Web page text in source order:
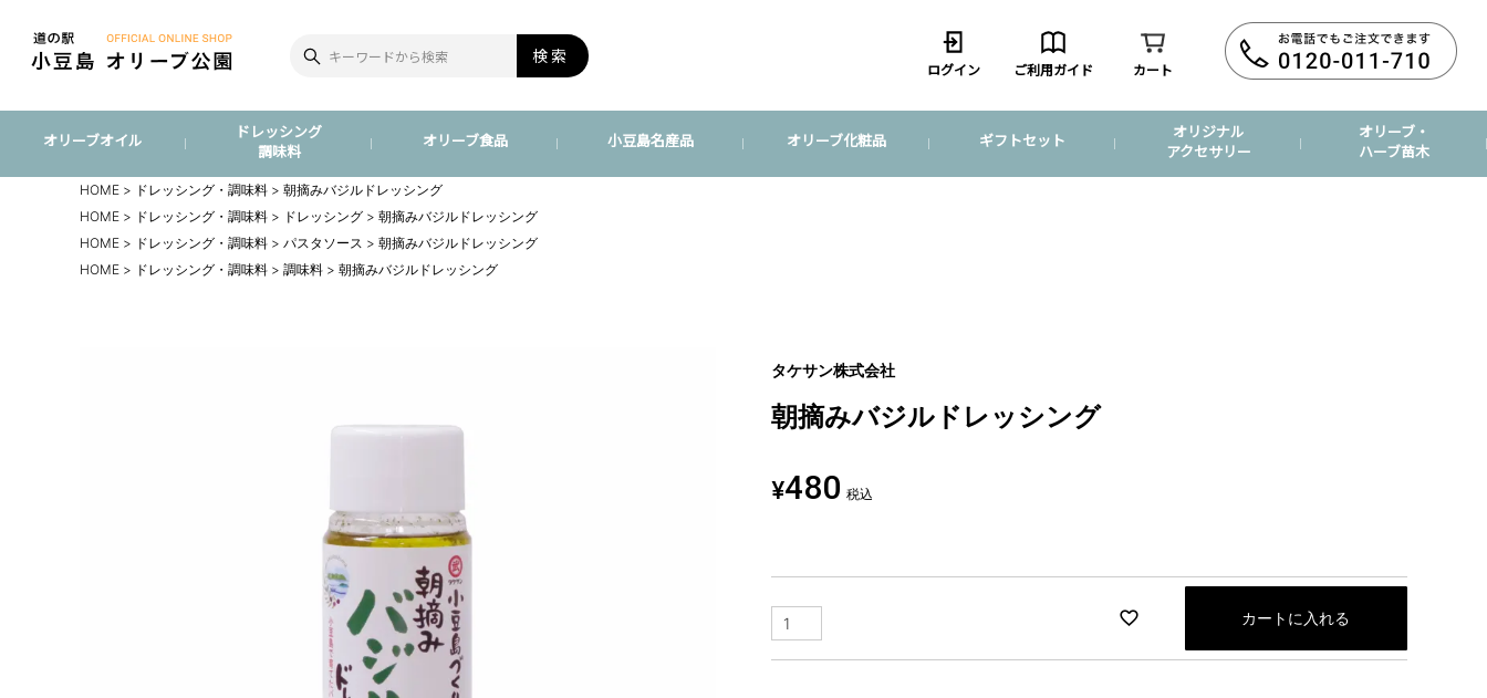
検索
ログイン ご利用ガイド カート
オリーブオイル
ドレッシング
調味料
オリーブ食品 小豆島名産品 オリーブ化粧品 ギフトセット
オリジナル
アクセサリー
オリーブ・
ハーブ苗木
HOME ドレッシング・調味料
朝摘みバジルドレッシング
HOME
ドレッシング・調味料 ドレッシング
朝摘みバジルドレッシング
HOME
ドレッシング・調味料 パスタソース
朝摘みバジルドレッシング
HOME
ドレッシング・調味料 調味料 朝摘みバジルドレッシング
タケサン株式会社
朝摘みバジルドレッシング
¥480 税込
カートに入れる